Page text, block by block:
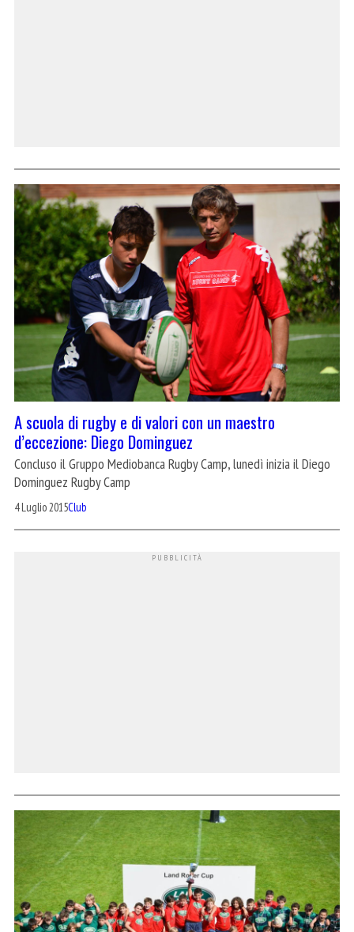
A scuola di rugby e di valori con un maestro
d’eccezione: Diego Dominguez
Concluso il Gruppo Mediobanca Rugby Camp, lunedì inizia il Diego
Dominguez Rugby Camp
4 Luglio 2015Club